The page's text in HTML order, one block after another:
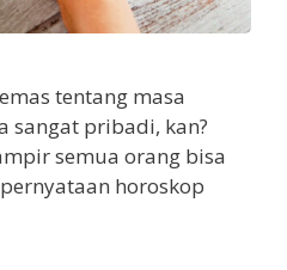
tentang masa
sangat pribadi, kan?
semua orang bisa
horoskop